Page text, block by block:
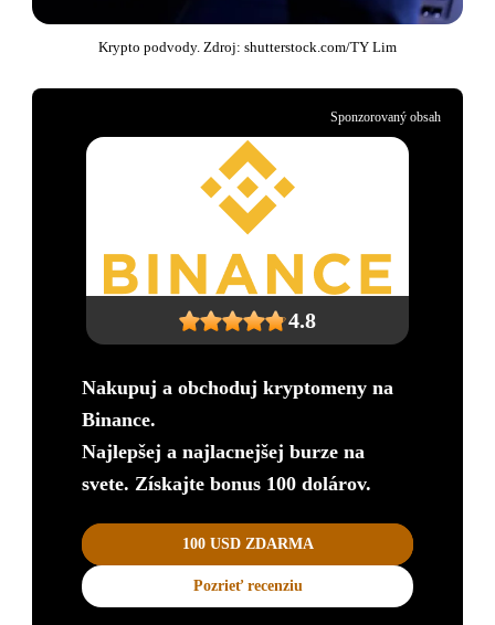
Krypto podvody. Zdroj: shutterstock.com/TY Lim
4.8
Nakupuj a obchoduj kryptomeny na
Binance.
Najlepšej a najlacnejšej burze na
svete. Získajte bonus 100 dolárov.
100 USD ZDARMA
Pozrieť recenziu
Sponzorovaný obsah